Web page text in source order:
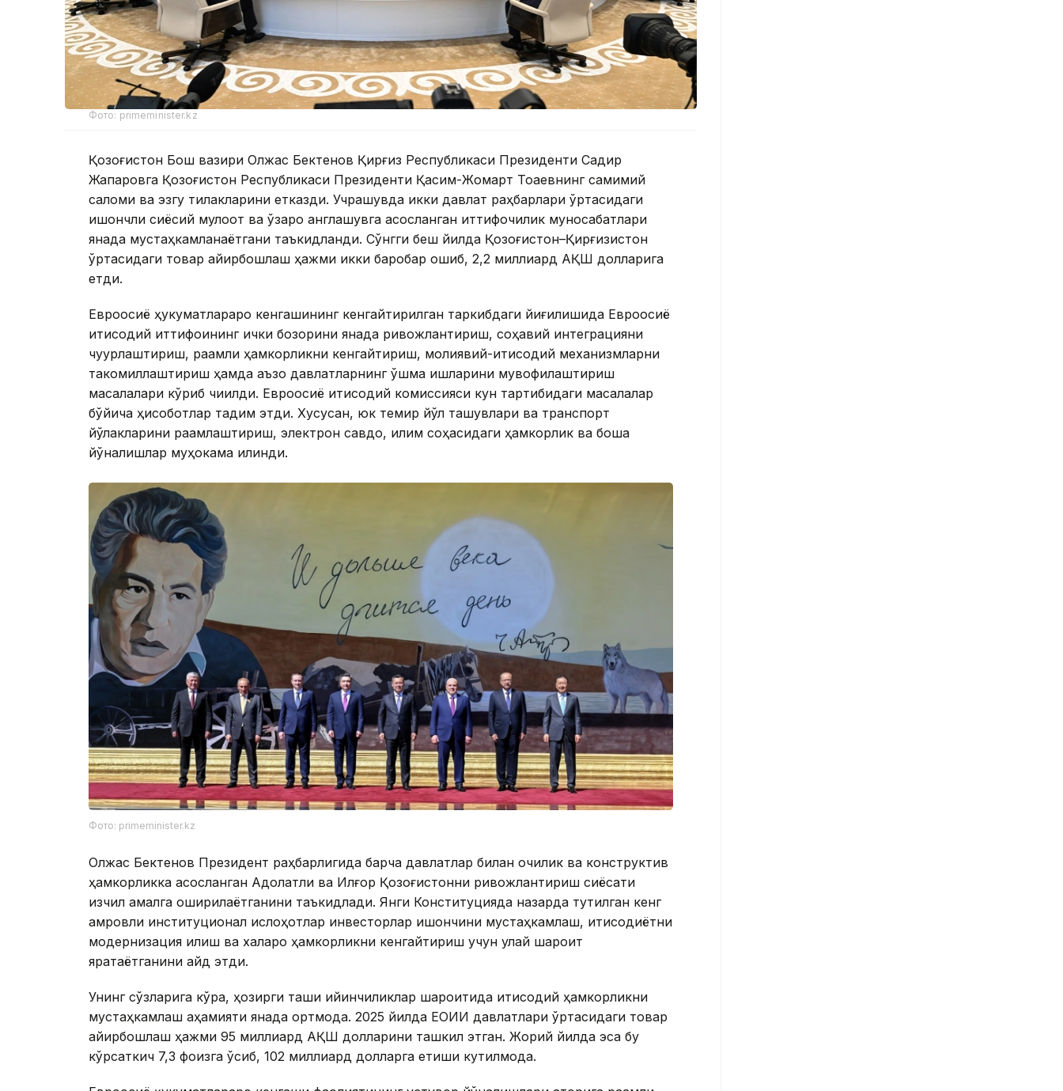
Фото: primeminister.kz
Қозоғистон Бош вазири Олжас Бектенов Қирғиз Республикаси Президенти Садир
Жапаровга Қозоғистон Республикаси Президенти Қасим-Жомарт Тоқаевнинг самимий
саломи ва эзгу тилакларини етказди. Учрашувда икки давлат раҳбарлари ўртасидаги
ишончли сиёсий мулоқот ва ўзаро англашувга асосланган иттифоқчилик муносабатлари
янада мустаҳкамланаётгани таъкидланди. Сўнгги беш йилда Қозоғистон–Қирғизистон
ўртасидаги товар айирбошлаш ҳажми икки баробар ошиб, 2,2 миллиард АҚШ долларига
етди.
Евроосиё ҳукуматлараро кенгашининг кенгайтирилган таркибдаги йиғилишида Евроосиё
иқтисодий иттифоқининг ички бозорини янада ривожлантириш, соҳавий интеграцияни
чуқурлаштириш, рақамли ҳамкорликни кенгайтириш, молиявий-иқтисодий механизмларни
такомиллаштириш ҳамда аъзо давлатларнинг қўшма ишларини мувофиқлаштириш
масалалари кўриб чиқилди. Евроосиё иқтисодий комиссияси кун тартибидаги масалалар
бўйича ҳисоботлар тақдим этди. Хусусан, юк темир йўл ташувлари ва транспорт
йўлакларини рақамлаштириш, электрон савдо, иқлим соҳасидаги ҳамкорлик ва бошқа
йўналишлар муҳокама қилинди.
Фото: primeminister.kz
Олжас Бектенов Президент раҳбарлигида барча давлатлар билан очиқлик ва конструктив
ҳамкорликка асосланган Адолатли ва Илғор Қозоғистонни ривожлантириш сиёсати
изчил амалга оширилаётганини таъкидлади. Янги Конституцияда назарда тутилган кенг
қамровли институционал ислоҳотлар инвесторлар ишончини мустаҳкамлаш, иқтисодиётни
модернизация қилиш ва халқаро ҳамкорликни кенгайтириш учун қулай шароит
яратаётганини қайд этди.
Унинг сўзларига кўра, ҳозирги ташқи қийинчиликлар шароитида иқтисодий ҳамкорликни
мустаҳкамлаш аҳамияти янада ортмоқда. 2025 йилда ЕОИИ давлатлари ўртасидаги товар
айирбошлаш ҳажми 95 миллиард АҚШ долларини ташкил этган. Жорий йилда эса бу
кўрсаткич 7,3 фоизга ўсиб, 102 миллиард долларга етиши кутилмоқда.